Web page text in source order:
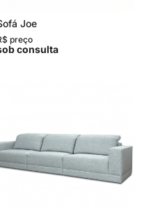
Joe
preço
consulta